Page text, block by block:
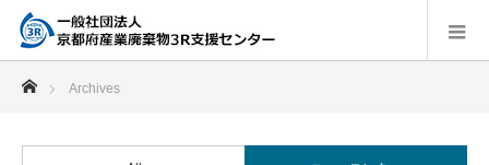
ホーム
Archives